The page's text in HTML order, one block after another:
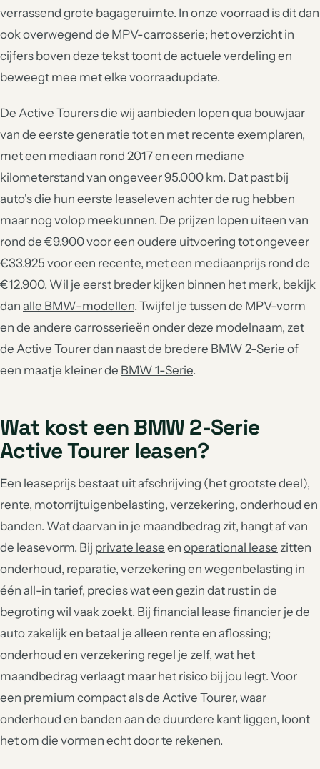
verrassend grote bagageruimte. In onze voorraad is dit dan
ook overwegend de MPV-carrosserie; het overzicht in
cijfers boven deze tekst toont de actuele verdeling en
beweegt mee met elke voorraadupdate.
De Active Tourers die wij aanbieden lopen qua bouwjaar
van de eerste generatie tot en met recente exemplaren,
met een mediaan rond 2017 en een mediane
kilometerstand van ongeveer 95.000 km. Dat past bij
auto's die hun eerste leaseleven achter de rug hebben
maar nog volop meekunnen. De prijzen lopen uiteen van
rond de €9.900 voor een oudere uitvoering tot ongeveer
€33.925 voor een recente, met een mediaanprijs rond de
€12.900. Wil je eerst breder kijken binnen het merk, bekijk
dan alle BMW-modellen. Twijfel je tussen de MPV-vorm
en de andere carrosserieën onder deze modelnaam, zet
de Active Tourer dan naast de bredere BMW 2-Serie of
een maatje kleiner de BMW 1-Serie.
Wat kost een BMW 2-Serie
Active Tourer leasen?
Een leaseprijs bestaat uit afschrijving (het grootste deel),
rente, motorrijtuigenbelasting, verzekering, onderhoud en
banden. Wat daarvan in je maandbedrag zit, hangt af van
de leasevorm. Bij private lease en operational lease zitten
onderhoud, reparatie, verzekering en wegenbelasting in
één all-in tarief, precies wat een gezin dat rust in de
begroting wil vaak zoekt. Bij financial lease financier je de
auto zakelijk en betaal je alleen rente en aflossing;
onderhoud en verzekering regel je zelf, wat het
maandbedrag verlaagt maar het risico bij jou legt. Voor
een premium compact als de Active Tourer, waar
onderhoud en banden aan de duurdere kant liggen, loont
het om die vormen echt door te rekenen.